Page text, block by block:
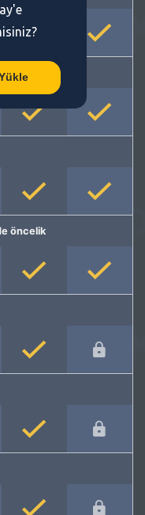
öncelik